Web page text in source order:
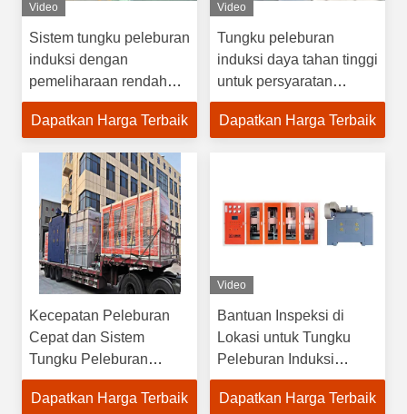
Video
Sistem tungku peleburan
induksi dengan
pemeliharaan rendah
untuk teknologi
peleburan tembaga
Dapatkan Harga Terbaik
Video
Tungku peleburan
induksi daya tahan tinggi
untuk persyaratan
peleburan cepat
Dapatkan Harga Terbaik
Kecepatan Peleburan
Cepat dan Sistem
Tungku Peleburan
Induksi Keselamatan
Penuh untuk Melebur
Dapatkan Harga Terbaik
Video
Bantuan Inspeksi di
Lokasi untuk Tungku
Peleburan Induksi
Frekuensi Sedang
Perawatan Rendah
Dapatkan Harga Terbaik